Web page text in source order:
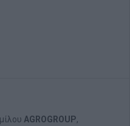
AGROGROUP,